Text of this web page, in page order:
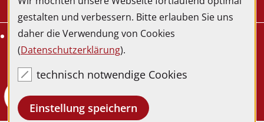
Service
Rechtliche Hinweise
gestalten und verbessern. Bitte erlauben Sie uns
daher die Verwendung von Cookies
(Datenschutzerklärung).
technisch notwendige Cookies
Einstellung speichern